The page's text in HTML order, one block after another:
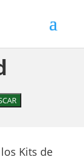
Kits de